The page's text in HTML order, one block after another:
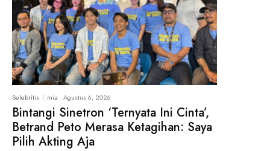
Selebritis mia -Agustus 6, 2026
Bintangi Sinetron ‘Ternyata Ini Cinta’,
Betrand Peto Merasa Ketagihan: Saya
Pilih Akting Aja